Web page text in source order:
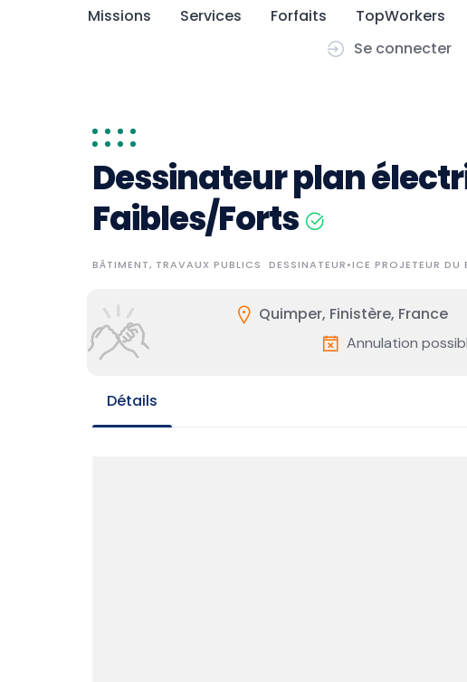
Missions Services Forfaits TopWorkers
Se connecter
Dessinateur plan
Faibles/Forts
BÂTIMENT, TRAVAUX PUBLICS DESSINATEUR•ICE PROJETEUR DU
Quimper, Finistère, France
Annulation
Détails